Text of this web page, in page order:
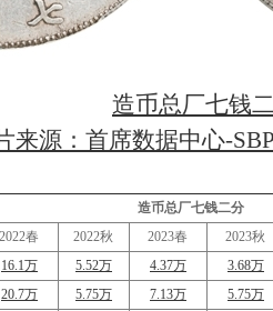
造币总厂七钱
来源：首席数据中心-
造币总厂七钱二分
2022春 2022秋 2023春
2023秋
16.1万 5.52万 4.37万
3.68万
20.7万 5.75万 7.13万
5.75万